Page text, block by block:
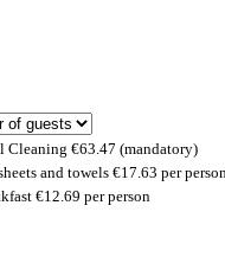
Cleaning €63.47 (mandatory)
and towels €17.63 per
€12.69 per person